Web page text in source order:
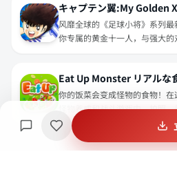
キャプテン翼:My Golden
风靡全球的《足球小将》系列
你专属的黄金十一人，与强大的
Eat Up Monster リアルな
你的饭菜会变成怪物的食物！
怪物养成和战斗游戏中，拍照
美食带来的乐趣吧！